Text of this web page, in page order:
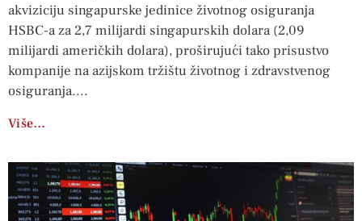
akviziciju singapurske jedinice životnog osiguranja
HSBC-a za 2,7 milijardi singapurskih dolara (2,09
milijardi američkih dolara), proširujući tako prisustvo
kompanije na azijskom tržištu životnog i zdravstvenog
osiguranja.
Više…